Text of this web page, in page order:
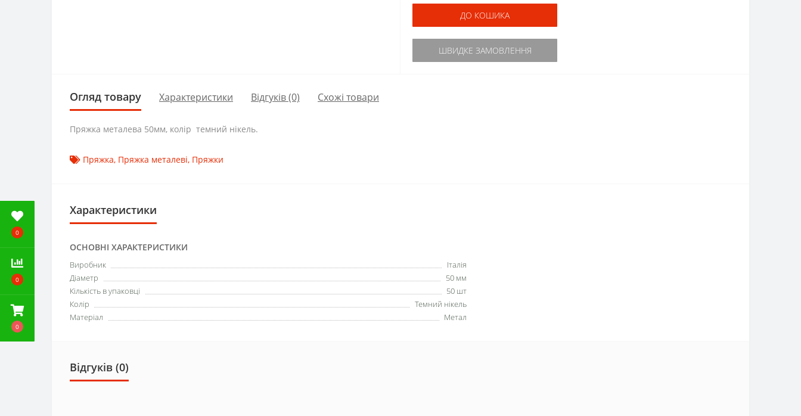
0
0
0
ДО КОШИКА
ШВИДКЕ ЗАМОВЛЕННЯ
Огляд товару Характеристики Відгуків (0) Схожі товари
Пряжка металева 50мм, колір темний нікель.
Пряжка, Пряжка металеві, Пряжки
Характеристики
ОСНОВНІ ХАРАКТЕРИСТИКИ
Виробник
Італія
Діаметр
50 мм
Кількість в упаковці
50 шт
Колір
Темний нікель
Матеріал
Метал
Відгуків (0)